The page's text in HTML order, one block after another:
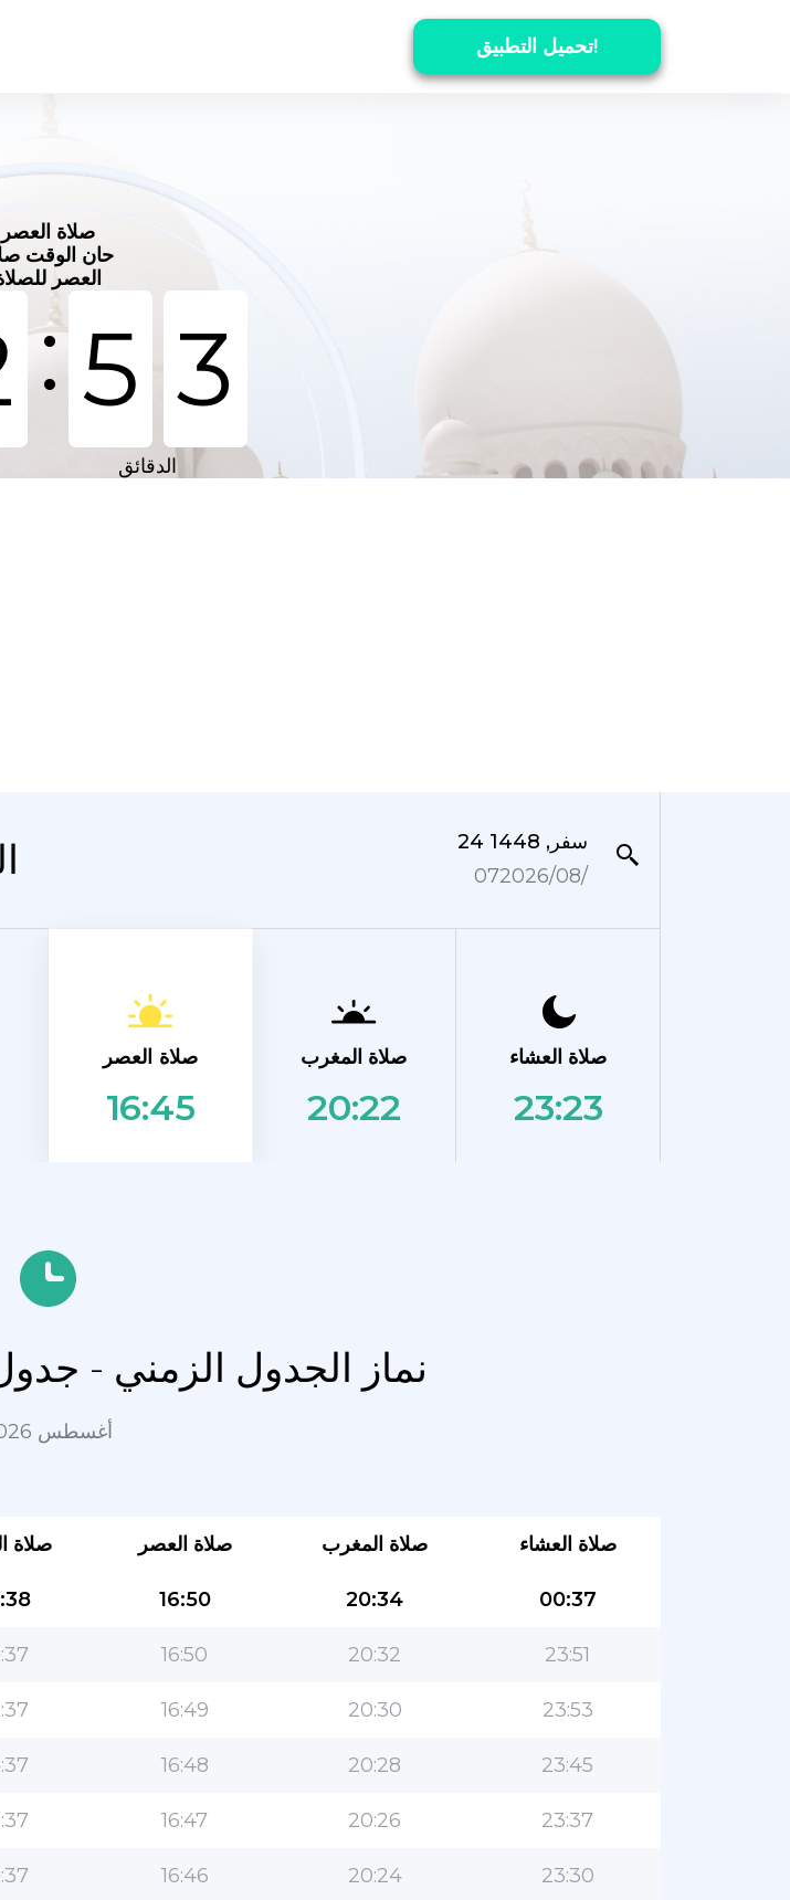
تحميل التطبيق!
صلاة العصر
حان الوقت
العصر
:5 3
الدقائق
24 سفر, 1448
07‏/08‏/2026
صلاة العصر
16:45
صلاة المغرب
20:22
صلاة العشاء
23:23
نماز الجدول الزمني -
أغسطس 2026
صلاة صلاة العصر صلاة المغرب صلاة العشاء
16:50 20:34 00:37
16:50 20:32 23:51
16:49 20:30 23:53
16:48 20:28 23:45
16:47 20:26 23:37
16:46 20:24 23:30
التطبيق الأكثر شعبية للمسلمين!
التطبيق الإسلامي الشهير